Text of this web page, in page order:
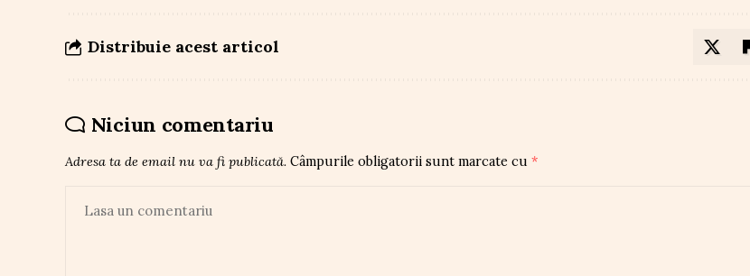
Distribuie acest articol
Niciun comentariu
Adresa ta de email nu va fi publicată. Câmpurile obligatorii sunt marcate cu *